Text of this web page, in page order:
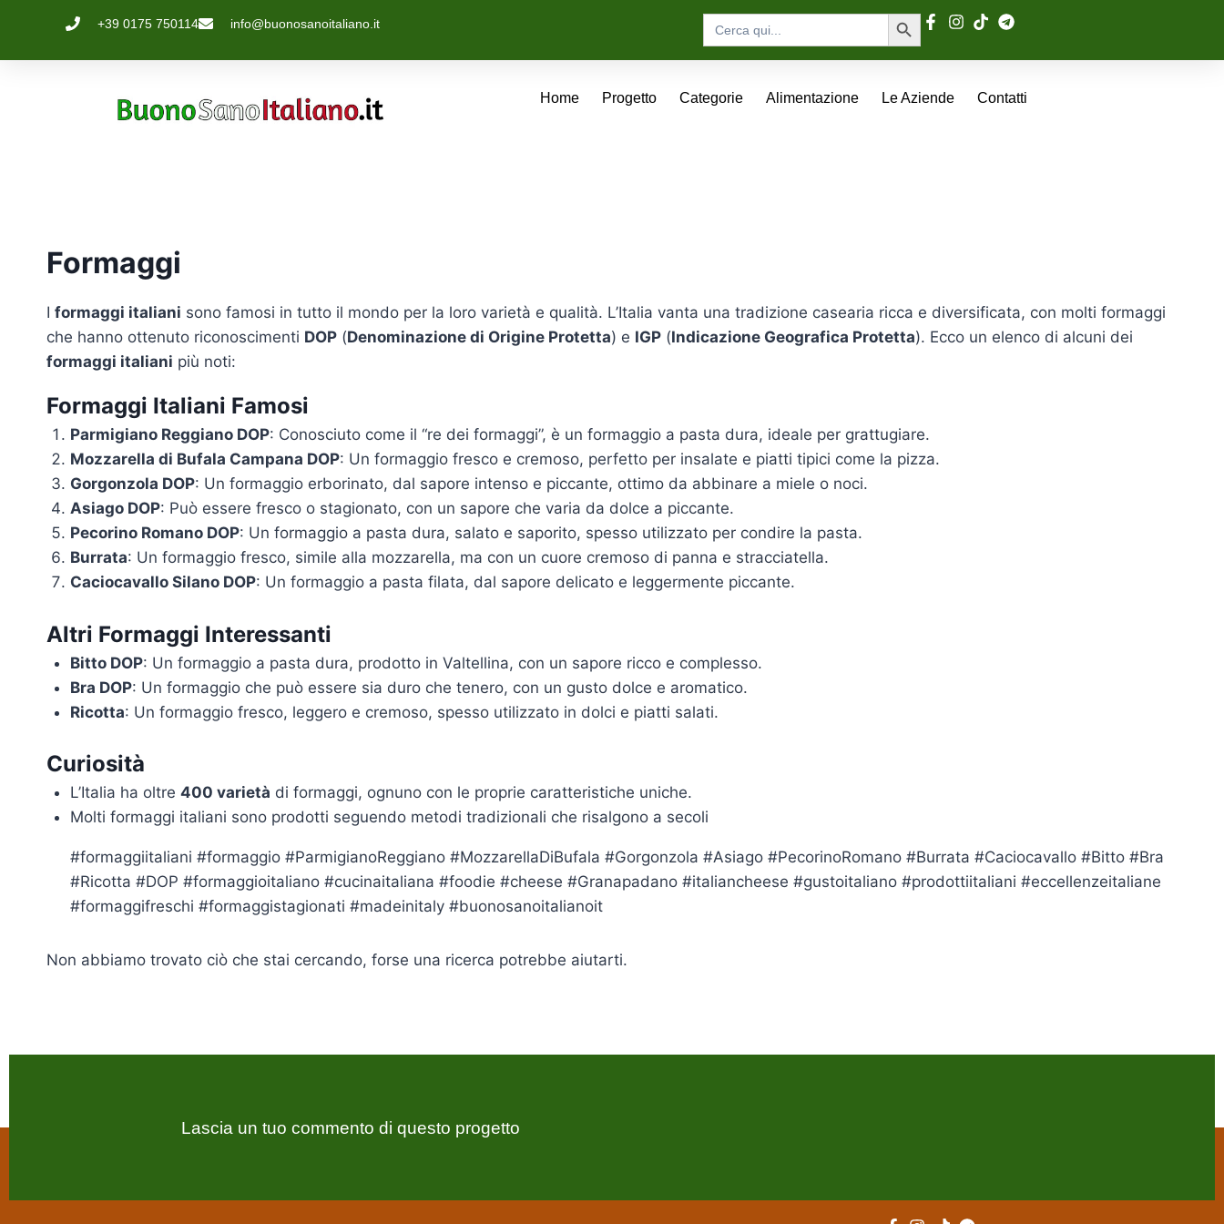
+39 0175 750114 info@buonosanoitaliano.it
Search
for:
Search Button
Home Progetto Categorie Alimentazione Le Aziende Contatti
Formaggi
I formaggi italiani sono famosi in tutto il mondo per la loro varietà e qualità. L’Italia vanta una tradizione casearia ricca e diversificata, con molti formaggi
che hanno ottenuto riconoscimenti DOP (Denominazione di Origine Protetta) e IGP (Indicazione Geografica Protetta). Ecco un elenco di alcuni dei
formaggi italiani più noti:
Formaggi Italiani Famosi
Parmigiano Reggiano DOP: Conosciuto come il “re dei formaggi”, è un formaggio a pasta dura, ideale per grattugiare.
Mozzarella di Bufala Campana DOP: Un formaggio fresco e cremoso, perfetto per insalate e piatti tipici come la pizza.
Gorgonzola DOP: Un formaggio erborinato, dal sapore intenso e piccante, ottimo da abbinare a miele o noci.
Asiago DOP: Può essere fresco o stagionato, con un sapore che varia da dolce a piccante.
Pecorino Romano DOP: Un formaggio a pasta dura, salato e saporito, spesso utilizzato per condire la pasta.
Burrata: Un formaggio fresco, simile alla mozzarella, ma con un cuore cremoso di panna e stracciatella.
Caciocavallo Silano DOP: Un formaggio a pasta filata, dal sapore delicato e leggermente piccante.
Altri Formaggi Interessanti
Bitto DOP: Un formaggio a pasta dura, prodotto in Valtellina, con un sapore ricco e complesso.
Bra DOP: Un formaggio che può essere sia duro che tenero, con un gusto dolce e aromatico.
Ricotta: Un formaggio fresco, leggero e cremoso, spesso utilizzato in dolci e piatti salati.
Curiosità
L’Italia ha oltre 400 varietà di formaggi, ognuno con le proprie caratteristiche uniche.
Molti formaggi italiani sono prodotti seguendo metodi tradizionali che risalgono a secoli
#formaggiitaliani #formaggio #ParmigianoReggiano #MozzarellaDiBufala #Gorgonzola #Asiago #PecorinoRomano #Burrata #Caciocavallo #Bitto #Bra
#Ricotta #DOP #formaggioitaliano #cucinaitaliana #foodie #cheese #Granapadano #italiancheese #gustoitaliano #prodottiitaliani #eccellenzeitaliane
#formaggifreschi #formaggistagionati #madeinitaly #buonosanoitalianoit
Non abbiamo trovato ciò che stai cercando, forse una ricerca potrebbe aiutarti.
Lascia un tuo commento di questo progetto